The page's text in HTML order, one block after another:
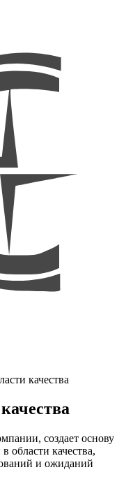
качества
создает основу
области качества,
и ожиданий